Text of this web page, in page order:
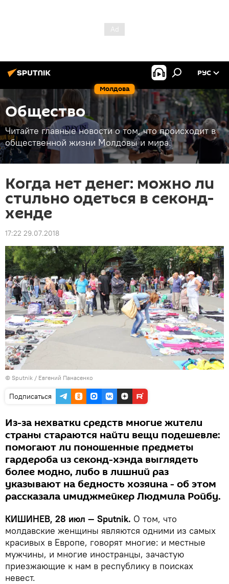
Молдова
РУС
Общество
Читайте главные новости о том, что происходит в
общественной жизни Молдовы и мира.
Когда нет денег: можно ли
стильно одеться в секонд-
хенде
17:22 29.07.2018
© Sputnik / Евгений Панасенко
Подписаться
Из-за нехватки средств многие жители
страны стараются найти вещи подешевле:
помогают ли поношенные предметы
гардероба из секонд-хэнда выглядеть
более модно, либо в лишний раз
указывают на бедность хозяина - об этом
рассказала имиджмейкер Людмила Ройбу.
КИШИНЕВ, 28 июл — Sputnik. О том, что
молдавские женщины являются одними из самых
красивых в Европе, говорят многие: и местные
мужчины, и многие иностранцы, зачастую
приезжающие к нам в республику в поисках
невест.